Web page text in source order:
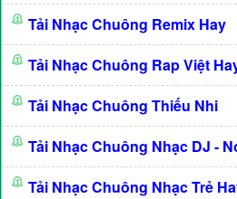
Tải Nhạc Chuông Remix Hay
Tải Nhạc Chuông Rap Việt
Tải Nhạc Chuông Thiếu Nhi
Tải Nhạc Chuông Nhạc DJ -
Tải Nhạc Chuông Nhạc Trẻ